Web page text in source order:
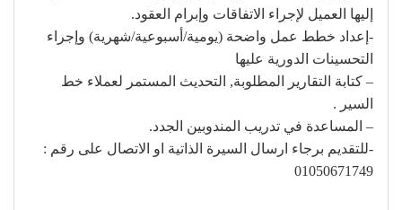
إليها العميل لإجراء الاتفاقات وإبرام العقود.
-إعداد خطط عمل واضحة (يومية/أسبوعية/شهرية) وإجراء
التحسينات الدورية عليها
– كتابة التقارير المطلوبة, التحديث المستمر لعملاء خط
السير .
– المساعدة في تدريب المندوبين الجدد.
-للتقديم برجاء ارسال السيرة الذاتية او الاتصال على رقم :
01050671749